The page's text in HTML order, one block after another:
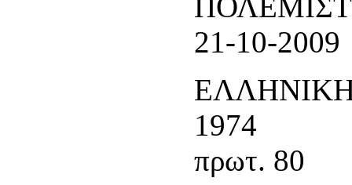
21-10-2009
πρωτ. 80